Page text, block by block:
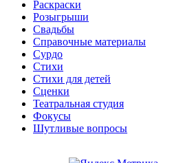
Раскраски
Розыгрыши
Свадьбы
Справочные материалы
Сурдо
Стихи
Стихи для детей
Сценки
Театральная студия
Фокусы
Шутливые вопросы